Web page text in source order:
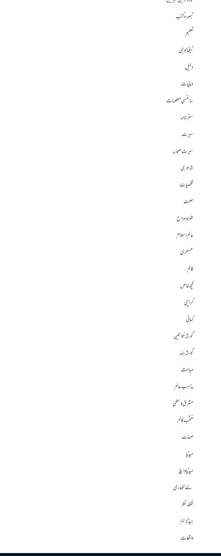
تبصرہ کتب
تعلیم
ٹیکنالوجی
دلیل
دینیات
سائنسی معلومات
سفرنامہ
سیرت
سیرت صحابہ
شاعری
شخصیات
صحت
طنز و مزاح
عالم اسلام
عسکری
کالم
کچھ خاص
کراچی
کہانی
گوشہ خواتین
گوشہ ہند
مباحث
مذاہب عالم
مشرق وسطی
منتخب کالم
مہمات
میڈیا
میڈیا واچ
نئے لکھاری
نقطہ نظر
ہیڈلائنز
واقعات